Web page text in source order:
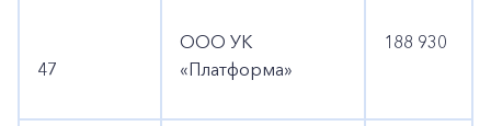
47
ООО УК
«Платформа»
188 930